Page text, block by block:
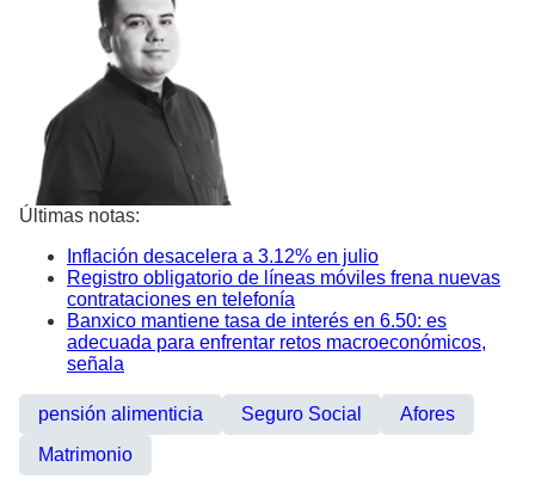
Últimas notas:
Inflación desacelera a 3.12% en julio
Registro obligatorio de líneas móviles frena nuevas
contrataciones en telefonía
Banxico mantiene tasa de interés en 6.50: es
adecuada para enfrentar retos macroeconómicos,
señala
pensión alimenticia Seguro Social
Afores
Matrimonio